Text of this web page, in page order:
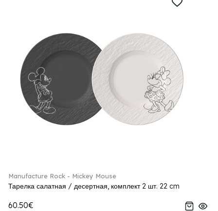
Manufacture Rock - Mickey Mouse
Тарелка салатная / десертная, комплект 2 шт. 22 cm
60.50€